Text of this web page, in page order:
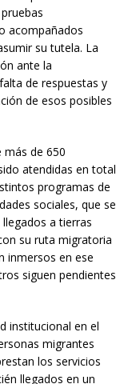
acompañados
su tutela. La
ante la
de respuestas y
de esos posibles
más de 650
atendidas en total
programas de
sociales, que se
a tierras
su ruta migratoria
inmersos en ese
siguen pendientes
institucional en el
migrantes
los servicios
llegados en un